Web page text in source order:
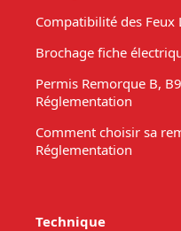
Compatibilité des Feux
Brochage fiche
Permis Remorque B,
Réglementation
Comment choisir sa
Réglementation
Technique